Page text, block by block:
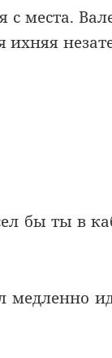
места.
ихняя
бы ты в
медленно